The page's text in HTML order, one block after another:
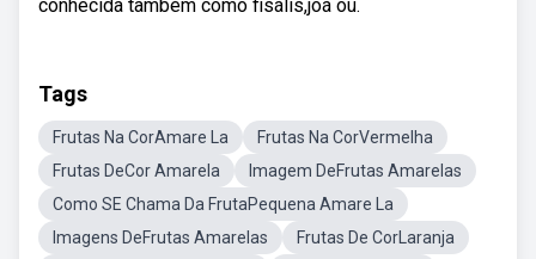
conhecida também como fisális,joá ou.
Tags
Frutas Na CorAmare La
Frutas Na CorVermelha
Frutas DeCor Amarela
Imagem DeFrutas Amarelas
Como SE Chama Da FrutaPequena Amare La
Imagens DeFrutas Amarelas
Frutas De CorLaranja